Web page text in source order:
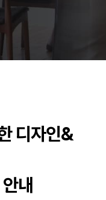
㈜
드㈜
)분독
디자인&
내